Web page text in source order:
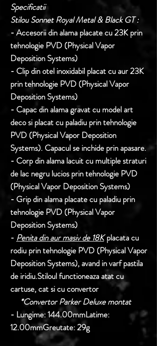
Specificatii
Stilou Sonnet Royal Metal & Black GT :
- Accesorii din alama placate cu 23K prin
tehnologie PVD (Physical Vapor
Deposition Systems)
- Clip din otel inoxidabil placat cu aur 23K
prin tehnologie PVD (Physical Vapor
Deposition Systems)
- Capac din alama gravat cu model art
deco si placat cu paladiu prin tehnologie
PVD (Physical Vapor Deposition
Systems). Capacul se inchide prin apasare.
- Corp din alama lacuit cu multiple straturi
de lac negru lucios prin tehnologie PVD
(Physical Vapor Deposition Systems)
- Grip din alama placate cu paladiu prin
tehnologie PVD (Physical Vapor
Deposition Systems)
- Penita din aur masiv de 18Kplacata cu
rodiu prin tehnologie PVD (Physical Vapor
Deposition Systems), avand in varf pastila
de iridiu.Stiloul functioneaza atat cu
cartuse, cat si cu convertor
*Convertor Parker Deluxe montat
- Lungime: 144.00mmLatime:
12.00mmGreutate: 29g